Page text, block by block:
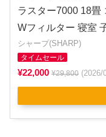
ラスター7000 18畳
Wフィルター 寝室
シャープ(SHARP)
タイムセール
¥22,000 ¥29,800 (2026/